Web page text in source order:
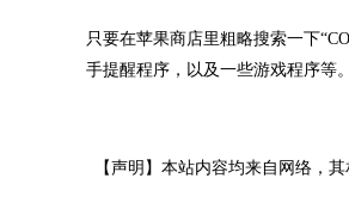
只要在苹果商店里粗略搜索一下
手提醒程序，以及一些游戏程序等。
【声明】本站内容均来自网络，